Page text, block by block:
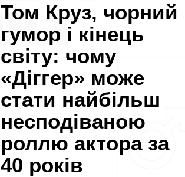
Том Круз, чорний
гумор і кінець
світу: чому
«Діггер» може
стати найбільш
несподіваною
роллю актора за
40 років